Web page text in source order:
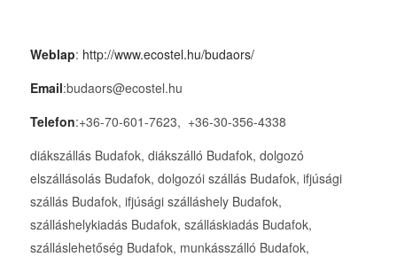
Weblap: http://www.ecostel.hu/budaors/
Email:budaors@ecostel.hu
Telefon:+36-70-601-7623, +36-30-356-4338
diákszállás Budafok, diákszálló Budafok, dolgozó
elszállásolás Budafok, dolgozói szállás Budafok, ifjúsági
szállás Budafok, ifjúsági szálláshely Budafok,
szálláshelykiadás Budafok, szálláskiadás Budafok,
szálláslehetőség Budafok, munkásszálló Budafok,